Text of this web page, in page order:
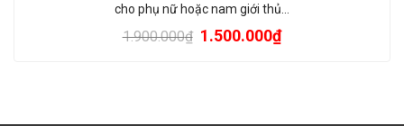
cho phụ nữ hoặc nam giới thủ…
1.900.000₫ 1.500.000₫